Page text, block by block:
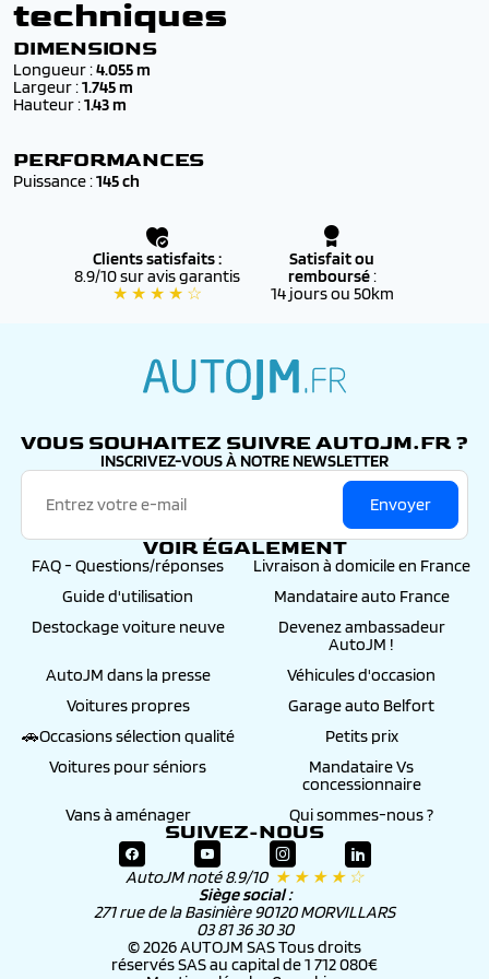
Tous nos véhicules sont :
✔️Neufs* ou 0 km
conformité européen (COC)
✔️ Couvert par la
dans tout le réseau PEUGEOT officiel
✔️ Éligibles aufinancement
(bonus écologique, reprise, etc.)
conseillers, de la commande jusqu’à l’immatriculation
techniques
DIMENSIONS
Longueur :4.055 m
Largeur :1.745 m
Hauteur :1.43 m
PERFORMANCES
Puissance :145 ch
Clients satisfaits :
8.9/10 sur avis garantis
★ ★ ★ ★ ☆
Satisfait ou
remboursé:
14 jours ou 50km
VOUS SOUHAITEZ SUIVRE AUTOJM.FR ?
INSCRIVEZ-VOUS À NOTRE NEWSLETTER
Envoyer
VOIR ÉGALEMENT
FAQ - Questions/réponses
Livraison à domicile en France
Guide d'utilisation
Mandataire auto France
Destockage voiture neuve
Devenez ambassadeur
AutoJM !
AutoJM dans la presse
Véhicules d'occasion
Voitures propres
Garage auto Belfort
🚗Occasions sélection qualité
Petits prix
Voitures pour séniors
Mandataire Vs
concessionnaire
Vans à aménager
Qui sommes-nous ?
SUIVEZ-NOUS
AutoJM noté 8.9/10 ★ ★ ★ ★ ☆
Siège social :
271 rue de la Basinière 90120 MORVILLARS
03 81 36 30 30
© 2026 AUTOJM SAS Tous droits
réservés SAS au capital de 1 712 080€